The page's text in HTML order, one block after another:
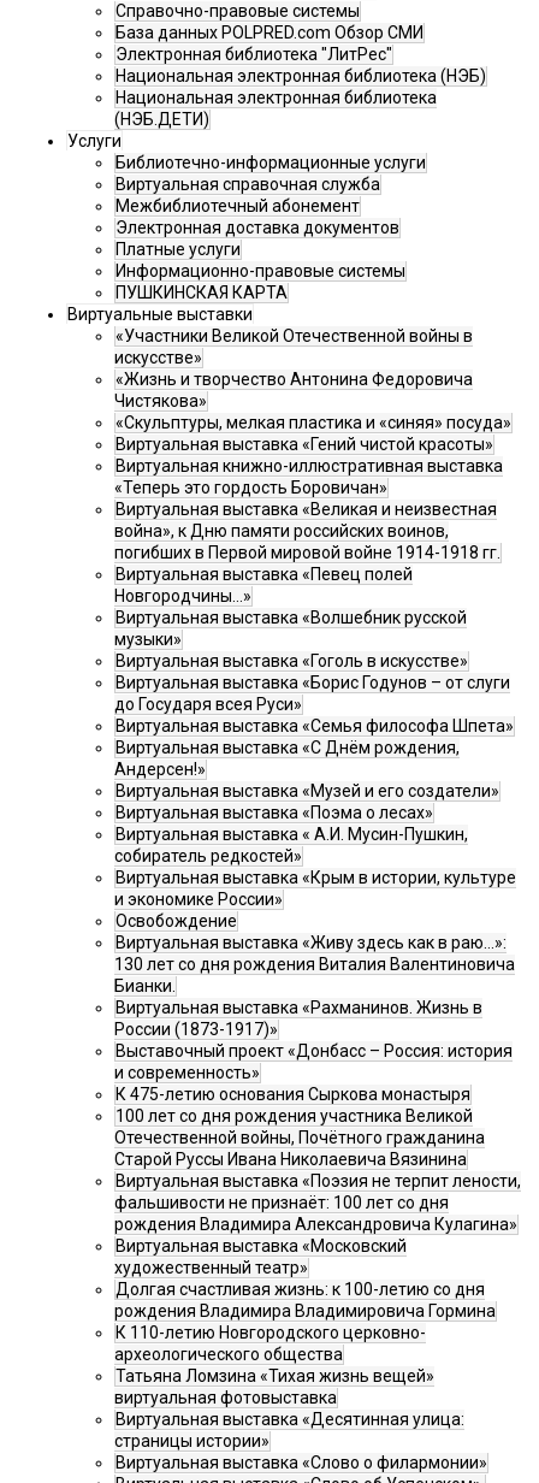
Справочно-правовые системы
База данных POLPRED.com Обзор СМИ
Электронная библиотека "ЛитРес"
Национальная электронная библиотека (НЭБ)
Национальная электронная библиотека
(НЭБ.ДЕТИ)
Услуги
Библиотечно-информационные услуги
Виртуальная справочная служба
Межбиблиотечный абонемент
Электронная доставка документов
Платные услуги
Информационно-правовые системы
ПУШКИНСКАЯ КАРТА
Виртуальные выставки
«Участники Великой Отечественной войны в
искусстве»
«Жизнь и творчество Антонина Федоровича
Чистякова»
«Скульптуры, мелкая пластика и «синяя» посуда»
Виртуальная выставка «Гений чистой красоты»
Виртуальная книжно-иллюстративная выставка
«Теперь это гордость Боровичан»
Виртуальная выставка «Великая и неизвестная
война», к Дню памяти российских воинов,
погибших в Первой мировой войне 1914-1918 гг.
Виртуальная выставка «Певец полей
Новгородчины…»
Виртуальная выставка «Волшебник русской
музыки»
Виртуальная выставка «Гоголь в искусстве»
Виртуальная выставка «Борис Годунов – от слуги
до Государя всея Руси»
Виртуальная выставка «Семья философа Шпета»
Виртуальная выставка «С Днём рождения,
Андерсен!»
Виртуальная выставка «Музей и его создатели»
Виртуальная выставка «Поэма о лесах»
Виртуальная выставка « А.И. Мусин-Пушкин,
собиратель редкостей»
Виртуальная выставка «Крым в истории, культуре
и экономике России»
Освобождение
Виртуальная выставка «Живу здесь как в раю…»:
130 лет со дня рождения Виталия Валентиновича
Бианки.
Виртуальная выставка «Рахманинов. Жизнь в
России (1873-1917)»
Выставочный проект «Донбасс – Россия: история
и современность»
К 475-летию основания Сыркова монастыря
100 лет со дня рождения участника Великой
Отечественной войны, Почётного гражданина
Старой Руссы Ивана Николаевича Вязинина
Виртуальная выставка «Поэзия не терпит лености,
фальшивости не признаёт: 100 лет со дня
рождения Владимира Александровича Кулагина»
Виртуальная выставка «Московский
художественный театр»
Долгая счастливая жизнь: к 100-летию со дня
рождения Владимира Владимировича Гормина
К 110-летию Новгородского церковно-
археологического общества
Татьяна Ломзина «Тихая жизнь вещей»
виртуальная фотовыставка
Виртуальная выставка «Десятинная улица:
страницы истории»
Виртуальная выставка «Слово о филармонии»